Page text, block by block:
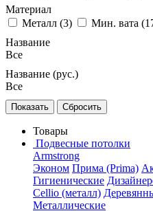
Материал
Металл (3) Мин. вата (
Название
Все
Название (рус.)
Все
Товары
Подвесные потолки
Armstrong
Эконом Прима (Prima)
Гигиенические
Cellio (металл)
Металлические